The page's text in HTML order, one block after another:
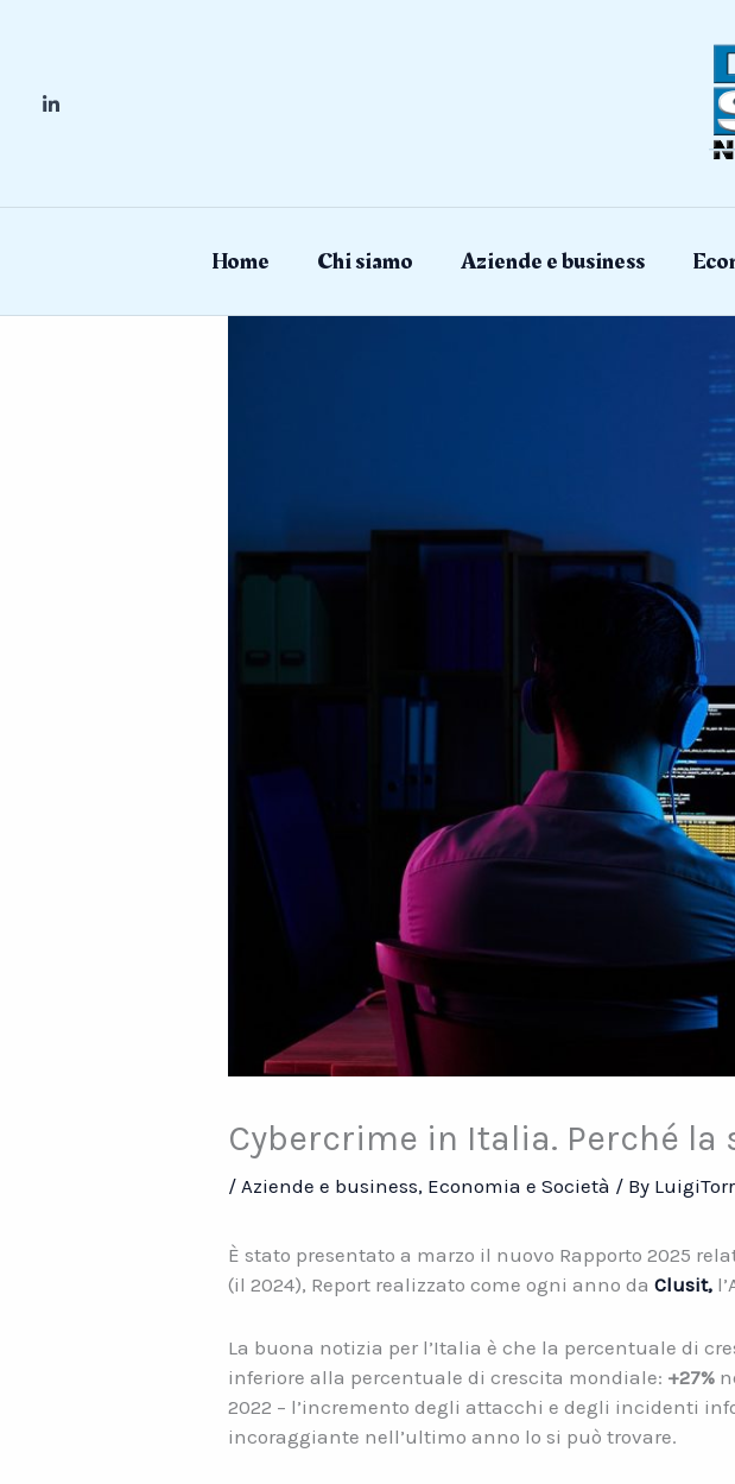
Home Chi siamo Aziende e business
Cybercrime in Italia. Perché
/ Aziende e business, Economia e Società / By
È stato presentato a marzo il nuovo Rapporto 2025
(il 2024), Report realizzato come ogni anno da Clusit,
La buona notizia per l’Italia è che la percentuale di
inferiore alla percentuale di crescita mondiale: +27%
2022 – l’incremento degli attacchi e degli incidenti
incoraggiante nell’ultimo anno lo si può trovare.